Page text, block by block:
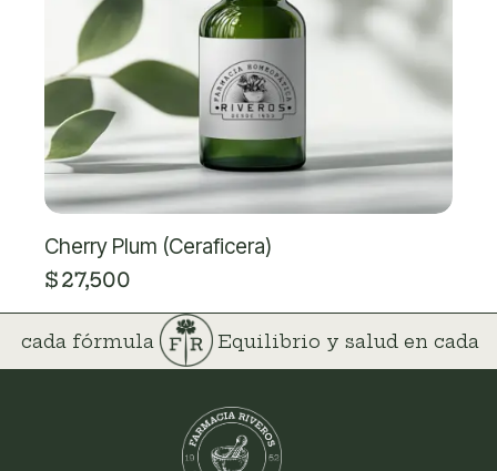
Cherry Plum (Ceraficera)
$27,500
cada fórmula Equilibrio y salud en